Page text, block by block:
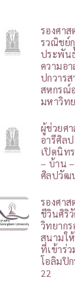
รองศา
รวณิชย์
ประพัน
ความอ
ปกวาร
สหกรณ์
มหาวิท
ผู้ช่วยศ
อารีศิล
เปิดนิท
– บ้าน
ศิลปวัฒ
รองศา
ชีวินศิริ
วิทยาก
สนามใ
ที่เข้าร่
โอลิมปิ
22